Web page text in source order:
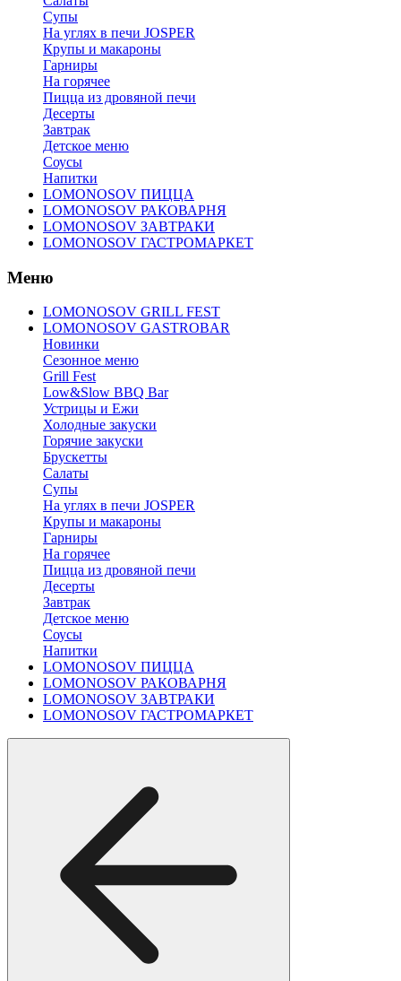
Супы
На углях в печи JOSPER
Крупы и макароны
Гарниры
На горячее
Пицца из дровяной печи
Десерты
Завтрак
Детское меню
Соусы
Напитки
LOMONOSOV ПИЦЦА
LOMONOSOV РАКОВАРНЯ
LOMONOSOV ЗАВТРАКИ
LOMONOSOV ГАСТРОМАРКЕТ
Меню
LOMONOSOV GRILL FEST
LOMONOSOV GASTROBAR
Новинки
Сезонное меню
Grill Fest
Low&Slow BBQ Bar
Устрицы и Ежи
Холодные закуски
Горячие закуски
Брускетты
Салаты
Супы
На углях в печи JOSPER
Крупы и макароны
Гарниры
На горячее
Пицца из дровяной печи
Десерты
Завтрак
Детское меню
Соусы
Напитки
LOMONOSOV ПИЦЦА
LOMONOSOV РАКОВАРНЯ
LOMONOSOV ЗАВТРАКИ
LOMONOSOV ГАСТРОМАРКЕТ